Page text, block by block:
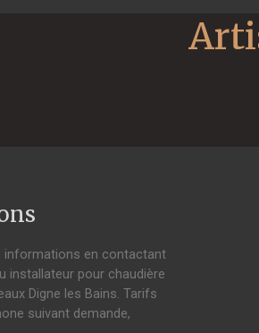
informations en contactant
installateur pour chaudière
Digne les Bains. Tarifs
suivant demande,